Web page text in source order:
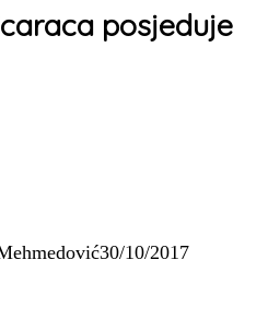
posjeduje
30/10/2017